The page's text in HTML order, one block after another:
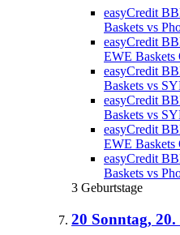
easyCredit
Baskets vs
easyCredit
EWE Baskets
easyCredit
Baskets vs
easyCredit
Baskets vs
easyCredit
EWE Baskets
easyCredit
Baskets vs
3 Geburtstage
20 Sonntag, 20.